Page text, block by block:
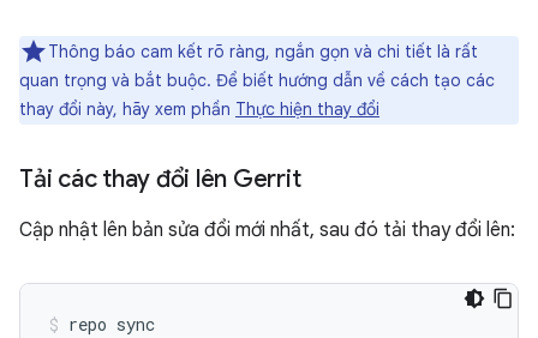
Thông báo cam kết rõ ràng, ngắn gọn và chi tiết là rất
quan trọng và bắt buộc. Để biết hướng dẫn về cách tạo các
thay đổi này, hãy xem phần Thực hiện thay đổi
Tải các thay đổi lên Gerrit
Cập nhật lên bản sửa đổi mới nhất, sau đó tải thay đổi lên:
repo sync